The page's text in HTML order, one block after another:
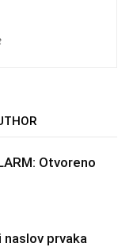
Otvoreno
naslov prvaka